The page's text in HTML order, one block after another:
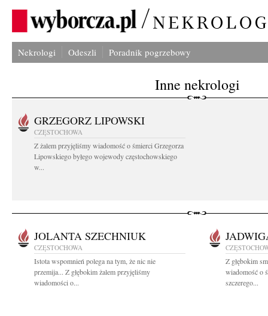
Nekrologi Odeszli Poradnik pogrzebowy
Inne nekrologi
GRZEGORZ LIPOWSKI
CZĘSTOCHOWA
Z żalem przyjęliśmy wiadomość o śmierci Grzegorza
Lipowskiego byłego wojewody częstochowskiego
w...
JOLANTA SZECHNIUK
CZĘSTOCHOWA
Istota wspomnień polega na tym, że nic nie
przemija... Z głębokim żalem przyjęliśmy
wiadomości o...
Z głębokim
wiadomość o
szczerego...